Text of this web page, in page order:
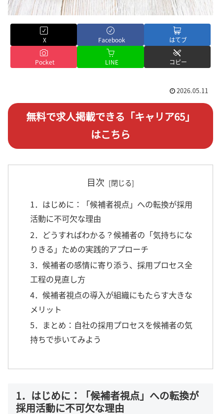
X Facebook はてブ
Pocket LINE コピー
2026.05.11
無料で求人掲載できる「キャリア65」
はこちら
目次
1．はじめに：「候補者視点」への転換が採用
活動に不可欠な理由
2．どうすればわかる？候補者の「気持ちにな
りきる」ための実践的アプローチ
3．候補者の感情に寄り添う、採用プロセス全
工程の見直し方
4．候補者視点の導入が組織にもたらす大きな
メリット
5．まとめ：自社の採用プロセスを候補者の気
持ちで歩いてみよう
1．はじめに：「候補者視点」への転換が
採用活動に不可欠な理由